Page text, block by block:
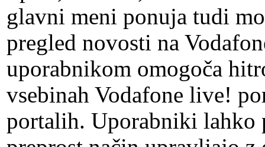
glavni meni ponuja tudi
pregled novosti na
uporabnikom omogoča
vsebinah Vodafone live!
portalih. Uporabniki